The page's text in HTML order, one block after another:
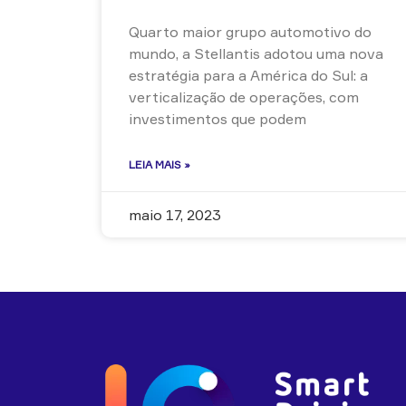
Quarto maior grupo automotivo do
mundo, a Stellantis adotou uma nova
estratégia para a América do Sul: a
verticalização de operações, com
investimentos que podem
LEIA MAIS »
maio 17, 2023